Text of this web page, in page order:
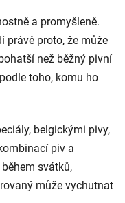
a promyšleně.
právě proto, že může
než běžný pivní
toho, komu ho
belgickými pivy,
piv a
svátků,
může vychutnat